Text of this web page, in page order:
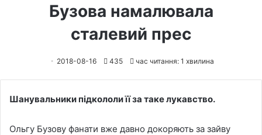
Бузова намалювала
сталевий прес
2018-08-16 435 час читання: 1 хвилина
Шанувальники підкололи її за таке лукавство.
Ольгу Бузову фанати вже давно докоряють за зайву